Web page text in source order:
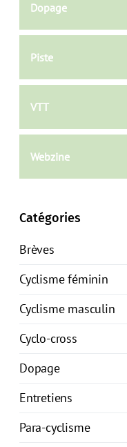
Dopage
Piste
VTT
Webzine
Catégories
Brèves
Cyclisme féminin
Cyclisme masculin
Cyclo-cross
Dopage
Entretiens
Para-cyclisme